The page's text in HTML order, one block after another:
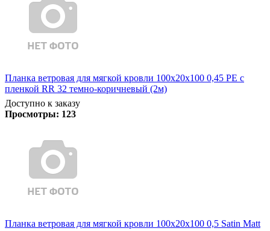
Планка ветровая для мягкой кровли 100х20х100 0,45 PE с
пленкой RR 32 темно-коричневый (2м)
Доступно к заказу
Просмотры: 123
Планка ветровая для мягкой кровли 100х20х100 0,5 Satin Matt